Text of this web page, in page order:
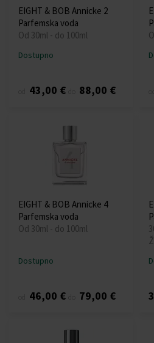
EIGHT & BOB Annicke 2
Parfemska voda
Od 30ml - do 100ml
Dostupno
43,00 € 88,00 €
EIGHT & BOB Annicke 4
Parfemska voda
Od 30ml - do 100ml
Dostupno
46,00 € 79,00 €